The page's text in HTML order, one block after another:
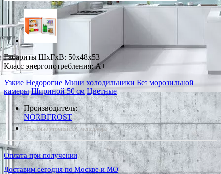
Габариты ШxГxВ: 50x48x53
Класс энергопотребления: A+
Узкие Недорогие Мини холодильники Без морозильной
камеры Шириной 50 см Цветные
Производитель:
NORDFROST
*Наличие уточняйте у менеджера
Оплата при получении
Доставим сегодня по Москве и МО